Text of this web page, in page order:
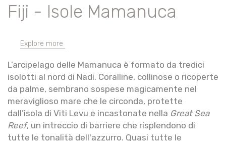
Fiji - Isole Mamanuca
Explore more
L’arcipelago delle Mamanuca è formato da tredici
isolotti al nord di Nadi. Coralline, collinose o ricoperte
da palme, sembrano sospese magicamente nel
meraviglioso mare che le circonda, protette
dall’isola di Viti Levu e incastonate nella Great Sea
Reef, un intreccio di barriere che risplendono di
tutte le tonalità dell'azzurro. Quasi tutte le